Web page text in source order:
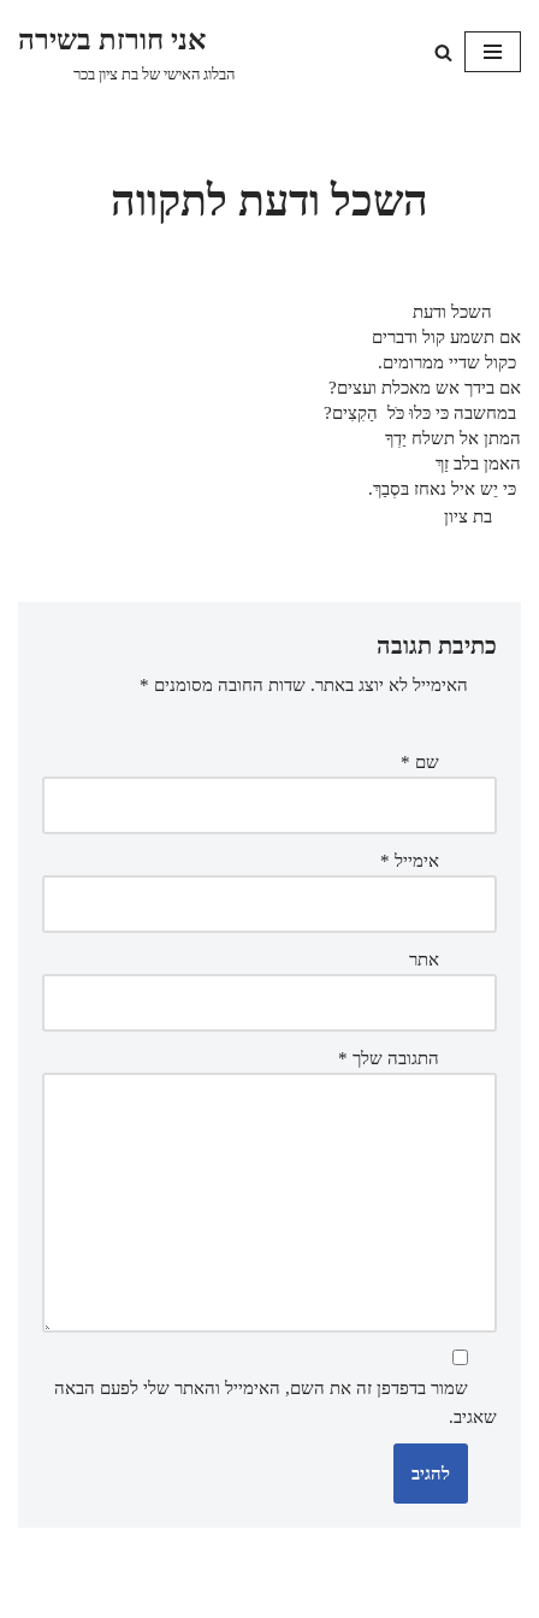
Skip
אני חורזת בשירה
הבלוג האישי של בת ציון בכר
השכל ודעת לתקווה
השכל ודעת
אם תשמע קול ודברים
כקול שדיי ממרומים.
אם בידך אש מאכלת ועצים?
במחשבה כּי כּלוּ כֹּל הַקִצִים?
המתן אל תשלח יַדְךָ
האמן בלב זַךְ
כּי יֵש איל נאחז בּסְבַךְ.
בת ציון
כתיבת תגובה
האימייל לא יוצג באתר. שדות החובה מסומנים *
שם *
אימייל *
אתר
התגובה שלך *
שמור בדפדפן זה את השם, האימייל והאתר שלי לפעם הבאה
שאגיב.